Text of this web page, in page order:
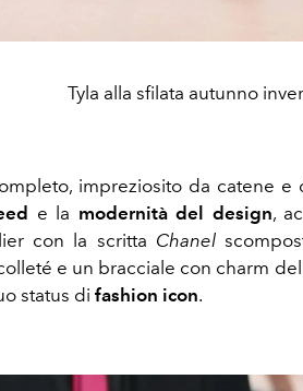
Tyla alla sfilata autunno
impreziosito da catene e
e la modernità del design,
con la scritta Chanel
e un bracciale con charm
status di fashion icon.